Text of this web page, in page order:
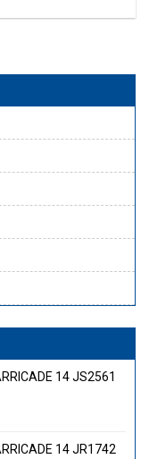
14 JS2561
14 JR1742